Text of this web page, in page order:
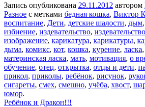
Запись опубликована 29.11.2012 автором
Разное с метками бедная кошка, Виктор
воспитание, Дети, детские шалости, дым,
избиение, издевательство,
изображение, карикатура, карикатуры,
дыма, комикс, кот, кошка, курение, ласка,
материнская ласка, мать, мотивация, о
обучение, отец, открытка, отцы и дети,
прикол, приколы, ребёнок, рисунок,
сигареты, смех, смешно, учёба, хвост,
юмор.
Ребёнок и Дракон!!!